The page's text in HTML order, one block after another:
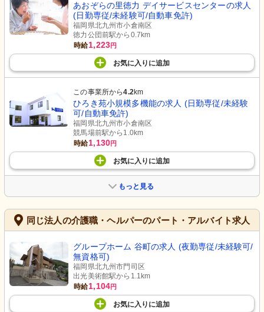
あおぞらの里徳力 デイサービスセンターの求人
(日勤専従/未経験可/自動車免許)
福岡県北九州市小倉南区
徳力公団前駅から0.7km
時給1,223円
お気に入り に追加
この事業所から4.2km
ひろき苑小規模多機能の求人 (日勤専従/未経験
可/自動車免許)
福岡県北九州市小倉南区
競馬場前駅から1.0km
時給1,130円
お気に入り に追加
もっと見る
同じ法人の介護職・ヘルパーのパート・アルバイト求人
グループホーム 谷町の求人 (夜勤専従/未経験可/
無資格可)
福岡県北九州市門司区
出光美術館駅から1.1km
時給1,104円
お気に入り に追加